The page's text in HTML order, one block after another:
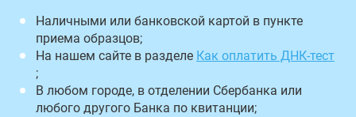
Наличными или банковской картой в пункте
приема образцов;
На нашем сайте в разделе Как оплатить ДНК-тест
;
В любом городе, в отделении Сбербанка или
любого другого Банка по квитанции;